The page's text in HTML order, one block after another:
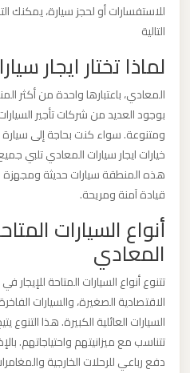
للاستفسارات أو لحجز سيارة، يمكنك
التالية
لماذا تختار ايجار
المعادي، باعتبارها واحدة من أكثر
بوجود العديد من شركات تأجير
ومتنوعة. سواء كنت بحاجة إلى سيارة
خيارات ايجار سيارات المعادي تلبي
هذه المنطقة سيارات حديثة ومجهزة
قيادة آمنة ومريحة.
أنواع السيارات
المعادي
تتنوع أنواع السيارات المتاحة
الاقتصادية الصغيرة، والسيارات
السيارات العائلية الكبيرة. هذا التنوع
تتناسب مع ميزانيتهم واحتياجاتهم.
دفع رباعي للرحلات الخارجية
ليموزين
مطار
القاهرة
اسكندرية
ليموزين
مطار
القاهرة
الدولي
ليموزين
مطار
القاهرة
الخط
الساخن